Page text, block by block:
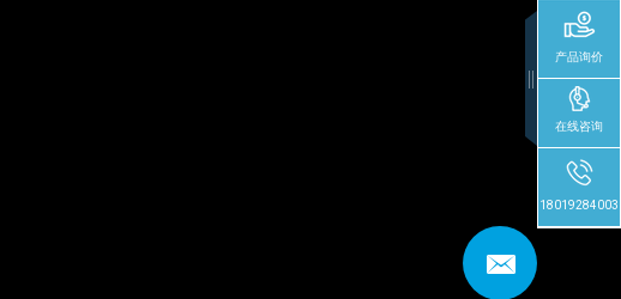
产品询价
在线咨询
18019284003